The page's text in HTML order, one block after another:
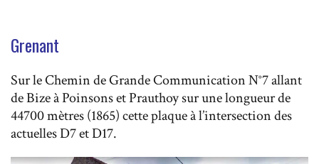
Grenant
Sur le Chemin de Grande Communication N°7 allant
de Bize à Poinsons et Prauthoy sur une longueur de
44700 mètres (1865) cette plaque à l’intersection des
actuelles D7 et D17.